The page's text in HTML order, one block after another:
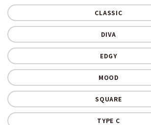
CLASSIC
DIVA
EDGY
MOOD
SQUARE
TYPE C